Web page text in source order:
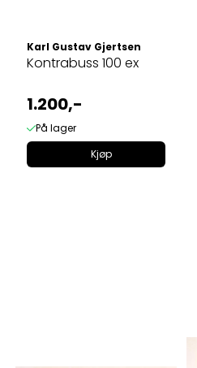
Karl Gustav Gjertsen
Kontrabuss 100 ex
1.200,-
På lager
Kjøp